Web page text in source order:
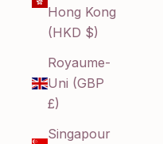
Hong Kong
(HKD $)
Royaume-
Uni (GBP
£)
Singapour